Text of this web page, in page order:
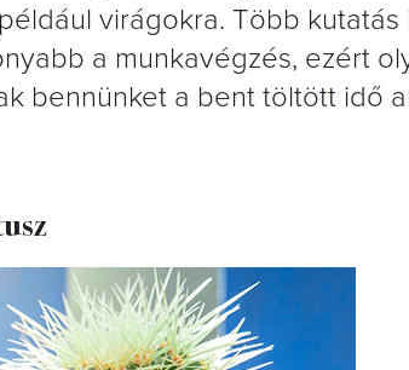
virágokra. Több kutatás
a munkavégzés, ezért
bennünket a bent töltött idő